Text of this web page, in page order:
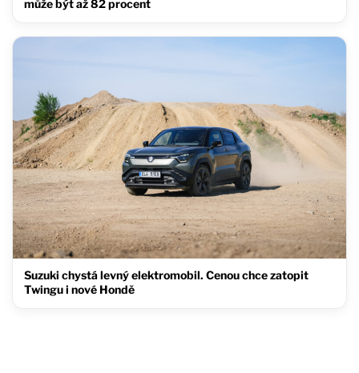
může být až 82 procent
Suzuki chystá levný elektromobil. Cenou chce zatopit
Twingu i nové Hondě